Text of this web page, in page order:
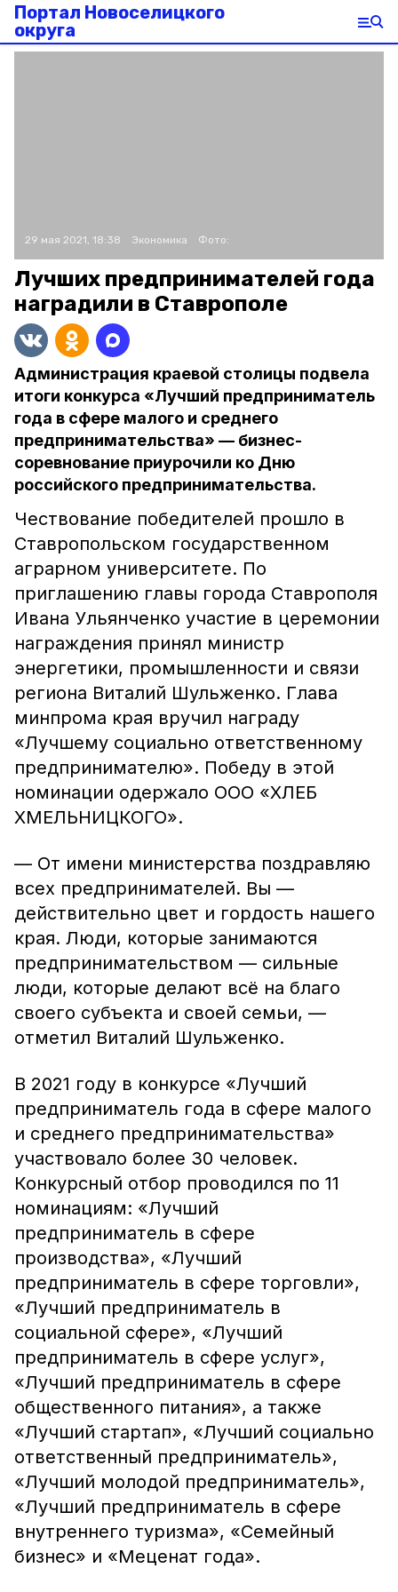
Портал Новоселицкого
округа
29 мая 2021, 18:38 Экономика Фото:
Лучших предпринимателей года
наградили в Ставрополе
Администрация краевой столицы подвела
итоги конкурса «Лучший предприниматель
года в сфере малого и среднего
предпринимательства» — бизнес-
соревнование приурочили ко Дню
российского предпринимательства.
Чествование победителей прошло в
Ставропольском государственном
аграрном университете. По
приглашению главы города Ставрополя
Ивана Ульянченко участие в церемонии
награждения принял министр
энергетики, промышленности и связи
региона Виталий Шульженко. Глава
минпрома края вручил награду
«Лучшему социально ответственному
предпринимателю». Победу в этой
номинации одержало ООО «ХЛЕБ
ХМЕЛЬНИЦКОГО».
— От имени министерства поздравляю
всех предпринимателей. Вы —
действительно цвет и гордость нашего
края. Люди, которые занимаются
предпринимательством — сильные
люди, которые делают всё на благо
своего субъекта и своей семьи, —
отметил Виталий Шульженко.
В 2021 году в конкурсе «Лучший
предприниматель года в сфере малого
и среднего предпринимательства»
участвовало более 30 человек.
Конкурсный отбор проводился по 11
номинациям: «Лучший
предприниматель в сфере
производства», «Лучший
предприниматель в сфере торговли»,
«Лучший предприниматель в
социальной сфере», «Лучший
предприниматель в сфере услуг»,
«Лучший предприниматель в сфере
общественного питания», а также
«Лучший стартап», «Лучший социально
ответственный предприниматель»,
«Лучший молодой предприниматель»,
«Лучший предприниматель в сфере
внутреннего туризма», «Семейный
бизнес» и «Меценат года».